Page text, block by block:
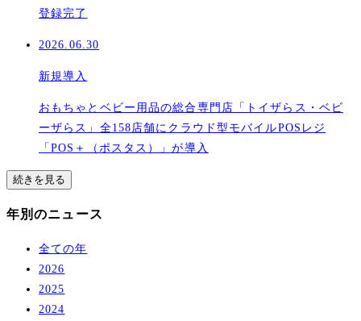
登録完了
2026.06.30
新規導入
おもちゃとベビー用品の総合専門店「トイザらス・ベビ
ーザらス」全158店舗にクラウド型モバイルPOSレジ
「POS＋（ポスタス）」が導入
続きを見る
年別のニュース
全ての年
2026
2025
2024